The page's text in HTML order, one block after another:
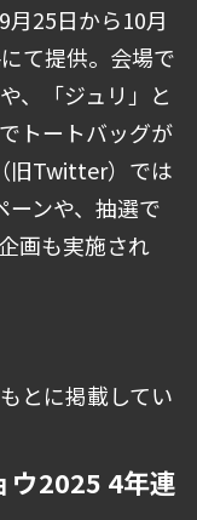
月25日から10月
て提供。会場で
、「ジュリ」と
トートバッグが
旧Twitter）では
ンや、抽選で
画も実施され
とに掲載してい
ウ2025 4年連